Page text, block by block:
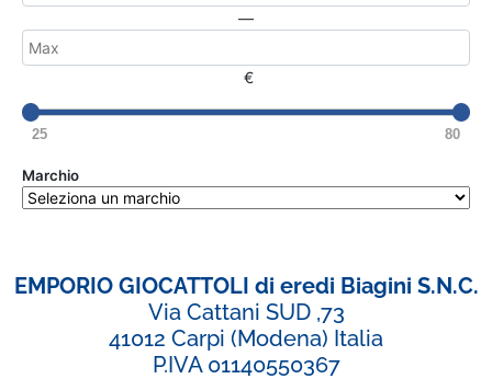
—
€
25 80
Marchio
EMPORIO GIOCATTOLI di eredi Biagini S.N.C.
Via Cattani SUD ,73
41012 Carpi (Modena) Italia
P.IVA 01140550367